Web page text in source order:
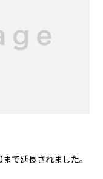
で延長されました。